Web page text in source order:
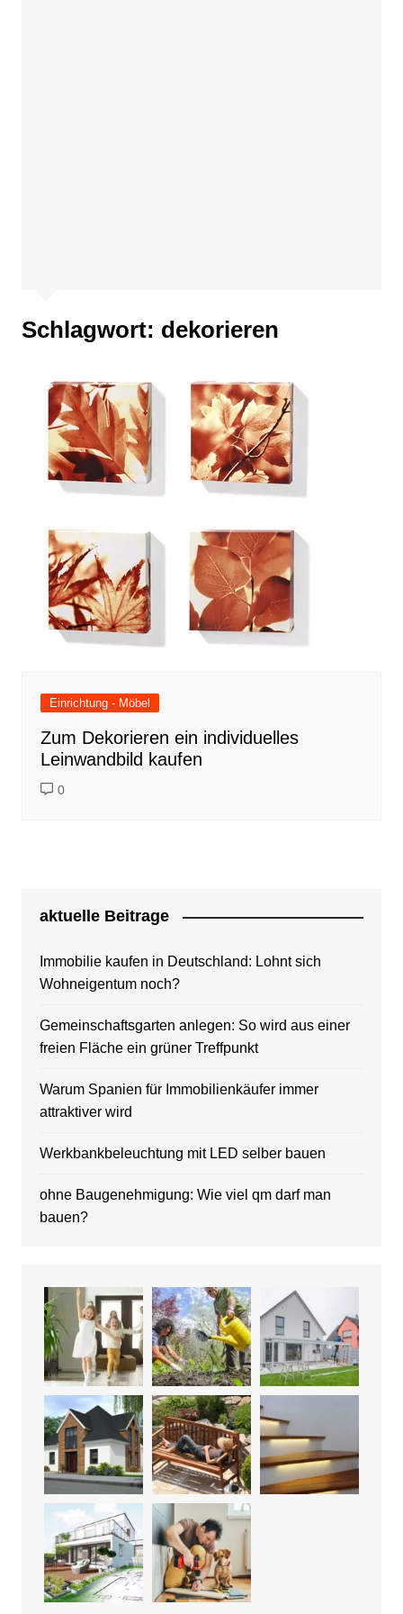
Schlagwort: dekorieren
Einrichtung - Möbel
Zum Dekorieren ein individuelles
Leinwandbild kaufen
0
aktuelle Beitrage
Immobilie kaufen in Deutschland: Lohnt sich
Wohneigentum noch?
Gemeinschaftsgarten anlegen: So wird aus einer
freien Fläche ein grüner Treffpunkt
Warum Spanien für Immobilienkäufer immer
attraktiver wird
Werkbankbeleuchtung mit LED selber bauen
ohne Baugenehmigung: Wie viel qm darf man
bauen?